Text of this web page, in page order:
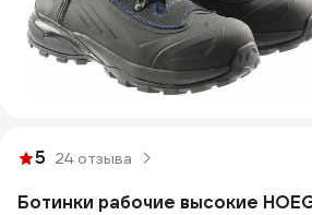
5 24 отзыва
Ботинки рабочие высокие